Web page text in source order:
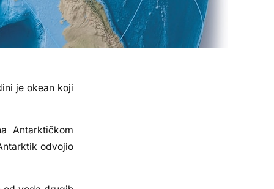
je okean koji
Antarktičkom
odvojio